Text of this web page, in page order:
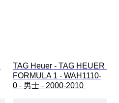
TAG Heuer - TAG HEUER
FORMULA 1 - WAH1110-
0 - 男士 - 2000-2010